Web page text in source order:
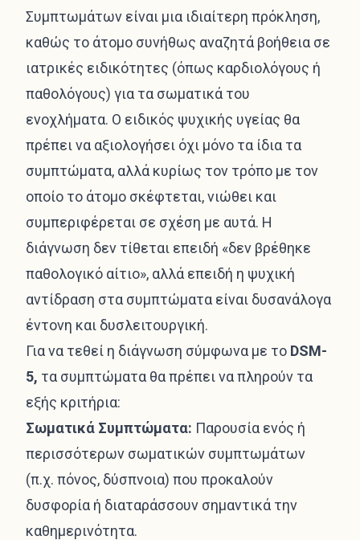
Συμπτωμάτων είναι μια ιδιαίτερη πρόκληση,
καθώς το άτομο συνήθως αναζητά βοήθεια σε
ιατρικές ειδικότητες (όπως καρδιολόγους ή
παθολόγους) για τα σωματικά του
ενοχλήματα. Ο ειδικός ψυχικής υγείας θα
πρέπει να αξιολογήσει όχι μόνο τα ίδια τα
συμπτώματα, αλλά κυρίως τον τρόπο με τον
οποίο το άτομο σκέφτεται, νιώθει και
συμπεριφέρεται σε σχέση με αυτά. Η
διάγνωση δεν τίθεται επειδή «δεν βρέθηκε
παθολογικό αίτιο», αλλά επειδή η ψυχική
αντίδραση στα συμπτώματα είναι δυσανάλογα
έντονη και δυσλειτουργική.
Για να τεθεί η διάγνωση σύμφωνα με το DSM-
5, τα συμπτώματα θα πρέπει να πληρούν τα
εξής κριτήρια:
Σωματικά Συμπτώματα: Παρουσία ενός ή
περισσότερων σωματικών συμπτωμάτων
(π.χ. πόνος, δύσπνοια) που προκαλούν
δυσφορία ή διαταράσσουν σημαντικά την
καθημερινότητα.